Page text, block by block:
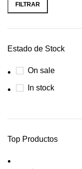
FILTRAR
Estado de Stock
On sale
In stock
Top Productos